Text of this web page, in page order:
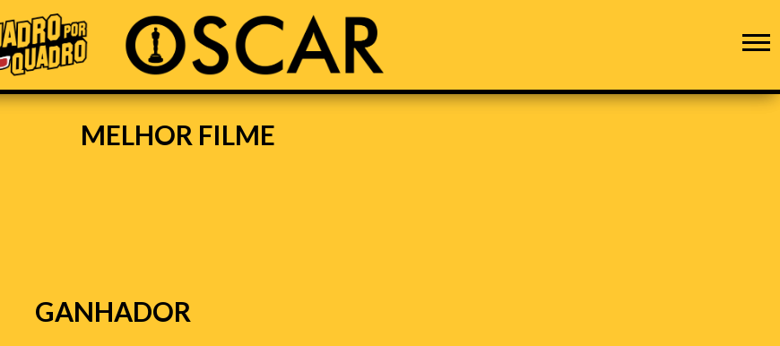
MELHOR FILME
GANHADOR